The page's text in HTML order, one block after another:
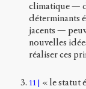
climatique —
déterminants
jacents —
nouvelles
réaliser ces
11
« le statut